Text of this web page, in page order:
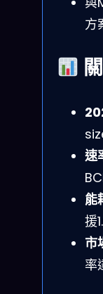
方
速
能
援
市
率